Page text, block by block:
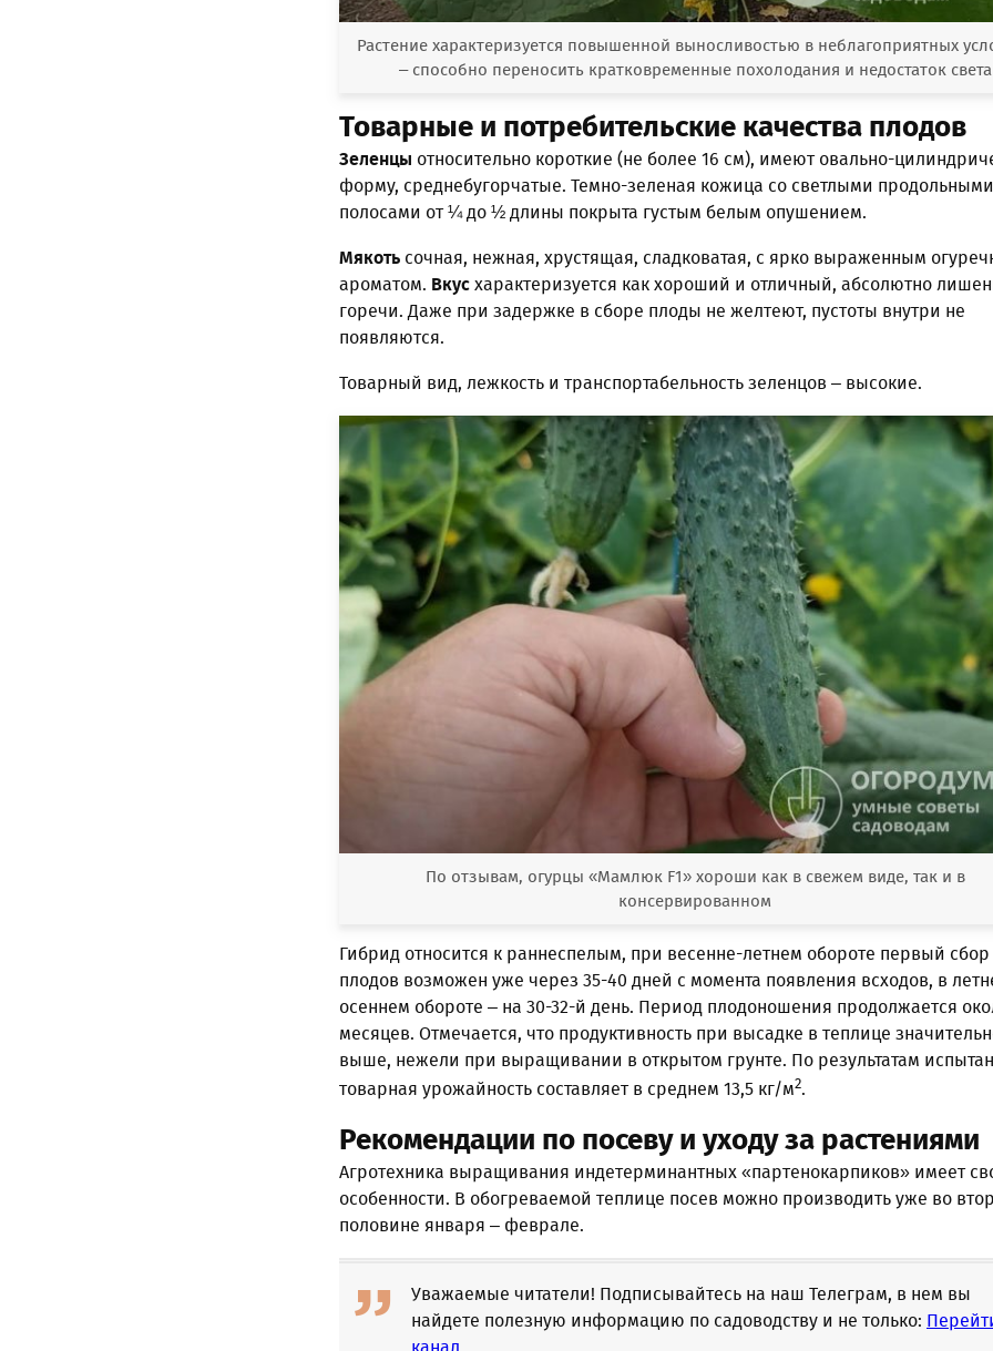
Растение характеризуется повышенной выносливостью в неблагоприятных
– способно переносить кратковременные похолодания и недостаток света
Товарные и потребительские качества плодов
Зеленцы относительно короткие (не более 16 см), имеют овально-
форму, среднебугорчатые. Темно-зеленая кожица со светлыми продольными
полосами от ¼ до ½ длины покрыта густым белым опушением.
Мякоть сочная, нежная, хрустящая, сладковатая, с ярко выраженным
ароматом. Вкус характеризуется как хороший и отличный, абсолютно
горечи. Даже при задержке в сборе плоды не желтеют, пустоты внутри не
появляются.
Товарный вид, лежкость и транспортабельность зеленцов – высокие.
По отзывам, огурцы «Мамлюк F1» хороши как в свежем виде, так и в
консервированном
Гибрид относится к раннеспелым, при весенне-летнем обороте первый сбор
плодов возможен уже через 35-40 дней с момента появления всходов, в
осеннем обороте – на 30-32-й день. Период плодоношения продолжается
месяцев. Отмечается, что продуктивность при высадке в теплице
выше, нежели при выращивании в открытом грунте. По результатам
товарная урожайность составляет в среднем 13,5 кг/м2.
Рекомендации по посеву и уходу за растениями
Агротехника выращивания индетерминантных «партенокарпиков» имеет
особенности. В обогреваемой теплице посев можно производить уже во
половине января – феврале.
Уважаемые читатели! Подписывайтесь на наш Телеграм, в нем вы
найдете полезную информацию по садоводству и не только:
канал